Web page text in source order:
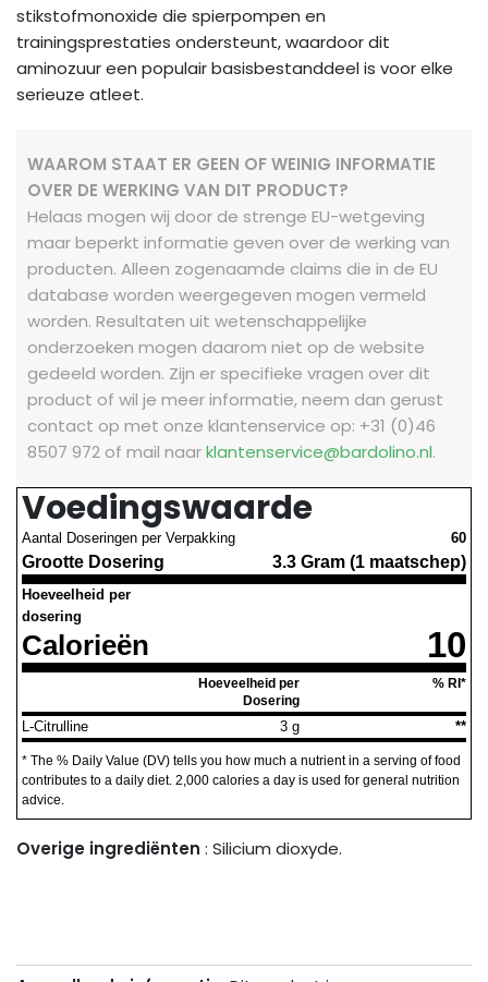
stikstofmonoxide die spierpompen en
trainingsprestaties ondersteunt, waardoor dit
aminozuur een populair basisbestanddeel is voor elke
serieuze atleet.
WAAROM STAAT ER GEEN OF WEINIG INFORMATIE
OVER DE WERKING VAN DIT PRODUCT?
Helaas mogen wij door de strenge EU-wetgeving
maar beperkt informatie geven over de werking van
producten. Alleen zogenaamde claims die in de EU
database worden weergegeven mogen vermeld
worden. Resultaten uit wetenschappelijke
onderzoeken mogen daarom niet op de website
gedeeld worden. Zijn er specifieke vragen over dit
product of wil je meer informatie, neem dan gerust
contact op met onze klantenservice op: +31 (0)46
8507 972 of mail naarklantenservice@bardolino.nl.
Voedingswaarde
Aantal Doseringen per Verpakking 60
Grootte Dosering 3.3 Gram (1 maatschep)
Hoeveelheid per
dosering
Calorieën 10
Hoeveelheid per
Dosering
% RI*
L-Citrulline 3 g **
* The % Daily Value (DV) tells you how much a nutrient in a serving of food
contributes to a daily diet. 2,000 calories a day is used for general nutrition
advice.
Overige ingrediënten : Silicium dioxyde.